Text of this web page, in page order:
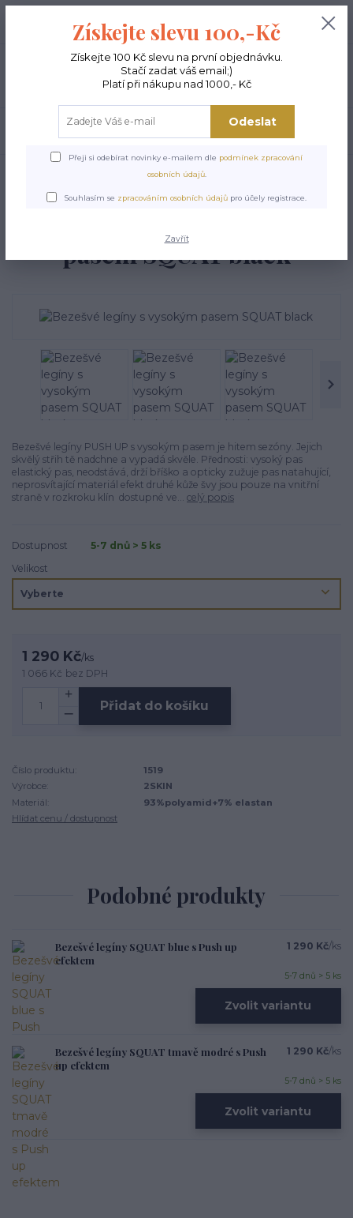
Po - Pá 9-15:00 0,00 Kč
Bezešvé legíny
Bezešvé legíny s vysokým pasem
pasem SQUAT black
Bezešvé legíny PUSH UP s vysokým pasem je hitem sezóny. Jejich
skvělý střih tě nadchne a vypadá skvěle. Přednosti: vysoký pas
elastický pas, neodstává, drží bříško a opticky zužuje pas natahující,
neprosvítající materiál efekt druhé kůže švy jsou pouze na vnitřní
straně v rozkroku klín dostupné ve... celý popis
Dostupnost
5-7 dnů > 5 ks
Velikost
1 290 Kč/ks
1 066 Kč bez DPH
Přidat do košíku
Číslo produktu:
1519
Výrobce:
2SKIN
Materiál:
93%polyamid+7% elastan
Hlídat cenu / dostupnost
Podobné produkty
Bezešvé legíny SQUAT blue s Push up
efektem
1 290 Kč/ks
5-7 dnů > 5 ks
Zvolit variantu
Bezešvé legíny SQUAT tmavě modré s Push
up efektem
1 290 Kč/ks
5-7 dnů > 5 ks
Zvolit variantu
Získejte slevu 100,-Kč
Získejte 100 Kč slevu na první objednávku.
Stačí zadat váš email;)
Platí při nákupu nad 1000,- Kč
Odeslat
Přeji si odebírat novinky e-mailem dle podmínek zpracování
osobních údajů.
Souhlasím se zpracováním osobních údajů pro účely registrace.
Zavřít